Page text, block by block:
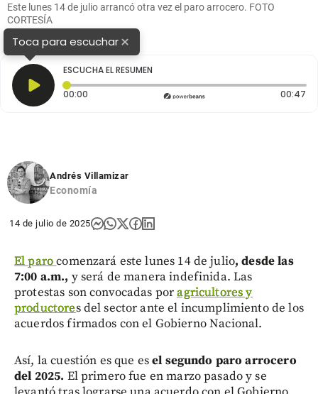
Este lunes 14 de julio arrancó otra vez el paro arrocero. FOTO
CORTESÍA
Toca para escuchar×
ESCUCHA EL RESUMEN
00:00 Tiempo transcurrido: 0 segundos 00:47
Andrés Villamizar
Economía
14 de julio de 2025
El parocomenzará este lunes 14 de julio, desde las
7:00 a.m., y será de manera indefinida. Las
protestas son convocadas poragricultores y
productores del sector ante el incumplimiento de los
acuerdos firmados con el Gobierno Nacional.
Así, la cuestión es que esel segundo paro arrocero
del 2025. El primero fue en marzo pasado y se